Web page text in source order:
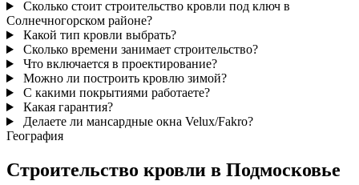
Сколько стоит строительство кровли под ключ в
Солнечногорском районе?
Какой тип кровли выбрать?
Сколько времени занимает строительство?
Что включается в проектирование?
Можно ли построить кровлю зимой?
С какими покрытиями работаете?
Какая гарантия?
Делаете ли мансардные окна Velux/Fakro?
География
Строительство кровли в Подмосковье